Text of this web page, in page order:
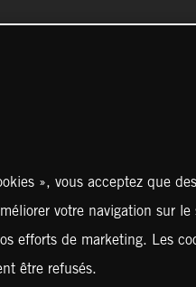
», vous acceptez que
votre navigation sur le
efforts de marketing. Les
être refusés.